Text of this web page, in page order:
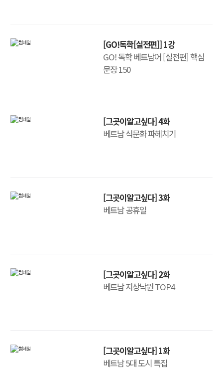
[GO!독학[실전편]] 1강
GO! 독학 베트남어 [실전편] 핵심
문장 150
[그곳이알고싶다] 4화
베트남 식문화 파헤치기
[그곳이알고싶다] 3화
베트남 공휴일
[그곳이알고싶다] 2화
베트남 지상낙원 TOP4
[그곳이알고싶다] 1화
베트남 5대 도시 특집